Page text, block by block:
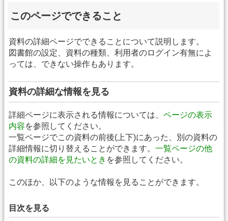
このページでできること
資料の詳細ページでできることについて説明します。
図書館の設定、資料の種類、利用者のログイン有無によ
っては、できない操作もあります。
資料の詳細な情報を見る
詳細ページに表示される情報については、 ページの表示
内容を参照してください。
一覧ページでこの資料の前後(上下)にあった、別の資料の
詳細情報に切り替えることができます。 一覧ページの他
の資料の詳細を見たいとき を参照してください。
このほか、以下のような情報を見ることができます。
目次を見る